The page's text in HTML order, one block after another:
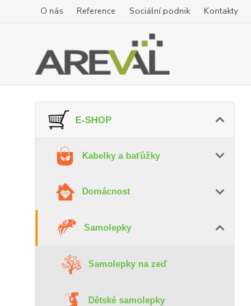
O nás Reference Sociální podnik Kontakty
E-SHOP
Kabelky a baťůžky
Domácnost
Samolepky
Samolepky na zeď
Dětské samolepky